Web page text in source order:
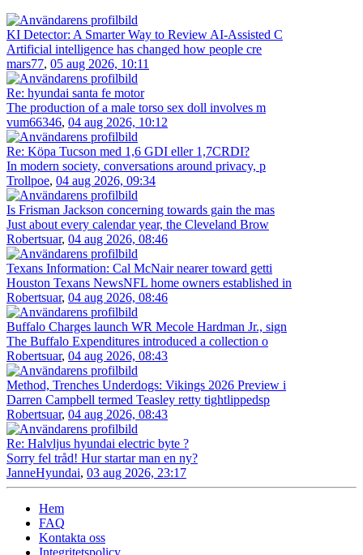
KI Detector: A Smarter Way to Review AI-Assisted C
Artificial intelligence has changed how people cre
mars77, 05 aug 2026, 10:11
Re: hyundai santa fe motor
The production of a male torso sex doll involves m
vum66346, 04 aug 2026, 10:12
Re: Köpa Tucson med 1,6 GDI eller 1,7CRDI?
In modern society, conversations around privacy, p
Trollpoe, 04 aug 2026, 09:34
Is Frisman Jackson concerning towards gain the mas
Just about every calendar year, the Cleveland Brow
Robertsuar, 04 aug 2026, 08:46
Texans Information: Cal McNair nearer toward getti
Houston Texans NewsNFL home owners established in
Robertsuar, 04 aug 2026, 08:46
Buffalo Charges launch WR Mecole Hardman Jr., sign
The Buffalo Expenditures introduced a collection o
Robertsuar, 04 aug 2026, 08:43
Method, Trenches Underdogs: Vikings 2026 Preview i
Darren Campbell termed Teasley retty tightlippedsp
Robertsuar, 04 aug 2026, 08:43
Re: Halvljus hyundai electric byte ?
Sorry fel tråd! Hur startar man en ny?
JanneHyundai, 03 aug 2026, 23:17
Hem
FAQ
Kontakta oss
Integritetspolicy